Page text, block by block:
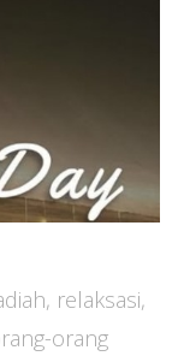
relaksasi,
orang